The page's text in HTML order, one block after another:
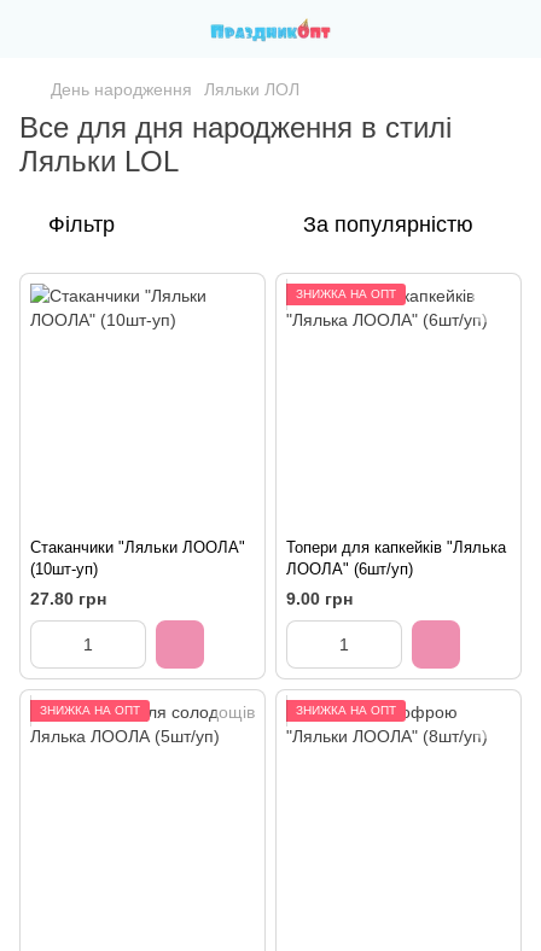
День народження Ляльки ЛОЛ
Все для дня народження в стилі
Ляльки LOL
Фільтр За популярністю
Стаканчики "Ляльки ЛООЛА"
(10шт-уп)
27.80 грн
ЗНИЖКА НА ОПТ
Топери для капкейків "Лялька
ЛООЛА" (6шт/уп)
9.00 грн
ЗНИЖКА НА ОПТ ЗНИЖКА НА ОПТ